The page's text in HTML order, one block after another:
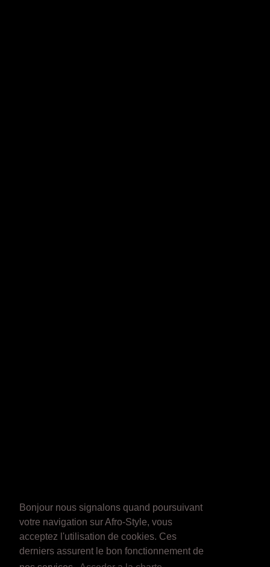
Bonjour nous signalons quand poursuivant
votre navigation sur Afro-Style, vous
acceptez l'utilisation de cookies. Ces
derniers assurent le bon fonctionnement de